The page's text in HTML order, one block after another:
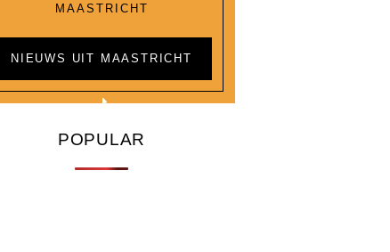
MAASTRICHT
NIEUWS UIT MAASTRICHT
POPULAR